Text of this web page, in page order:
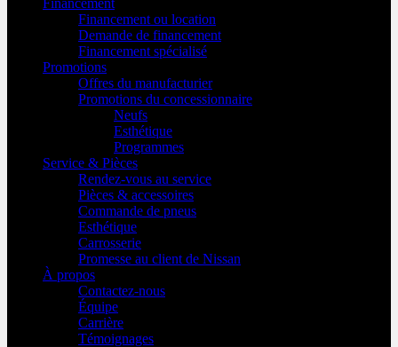
Financement
Financement ou location
Demande de financement
Financement spécialisé
Promotions
Offres du manufacturier
Promotions du concessionnaire
Neufs
Esthétique
Programmes
Service & Pièces
Rendez-vous au service
Pièces & accessoires
Commande de pneus
Esthétique
Carrosserie
Promesse au client de Nissan
À propos
Contactez-nous
Équipe
Carrière
Témoignages